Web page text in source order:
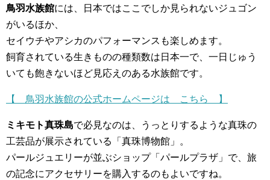
鳥羽水族館には、日本ではここでしか見られないジュゴン
がいるほか、
セイウチやアシカのパフォーマンスも楽しめます。
飼育されている生きものの種類数は日本一で、一日じゅう
いても飽きないほど見応えのある水族館です。
【 鳥羽水族館の公式ホームページは こちら 】
ミキモト真珠島で必見なのは、うっとりするような真珠の
工芸品が展示されている「真珠博物館」。
パールジュエリーが並ぶショップ「パールプラザ」で、旅
の記念にアクセサリーを購入するのもよいですね。